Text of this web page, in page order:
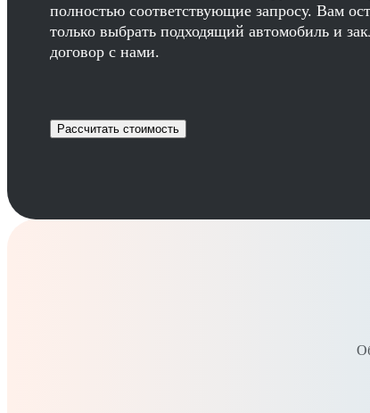
полностью соответствующие запросу. Вам
только выбрать подходящий автомобиль и
договор с нами.
Рассчитать стоимость